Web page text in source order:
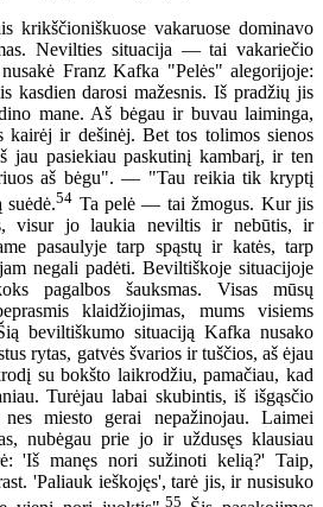
vakaruose dominavo
Nevilties situacija — tai vakariečio
Franz Kafka "Pelės" alegorijoje:
kasdien darosi mažesnis. Iš pradžių jis
mane. Aš bėgau ir buvau laiminga,
kairėj ir dešinėj. Bet tos tolimos sienos
jau pasiekiau paskutinį kambarį, ir ten
aš bėgu". — "Tau reikia tik kryptį
suėdė.54 Ta pelė — tai žmogus. Kur jis
visur jo laukia neviltis ir nebūtis, ir
pasaulyje tarp spąstų ir katės, tarp
negali padėti. Beviltiškoje situacijoje
pagalbos šauksmas. Visas mūsų
klaidžiojimas, mums visiems
beviltiškumo situaciją Kafka nusako
rytas, gatvės švarios ir tuščios, aš ėjau
su bokšto laikrodžiu, pamačiau, kad
Turėjau labai skubintis, iš išgąsčio
miesto gerai nepažinojau. Laimei
nubėgau prie jo ir uždusęs klausiau
'Iš manęs nori sužinoti kelią?' Taip,
'Paliauk ieškojęs', tarė jis, ir nusisuko
55